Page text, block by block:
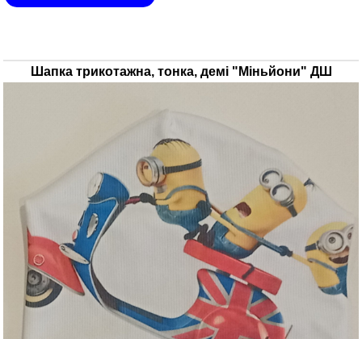
Шапка трикотажна, тонка, демі "Міньйони" ДШ